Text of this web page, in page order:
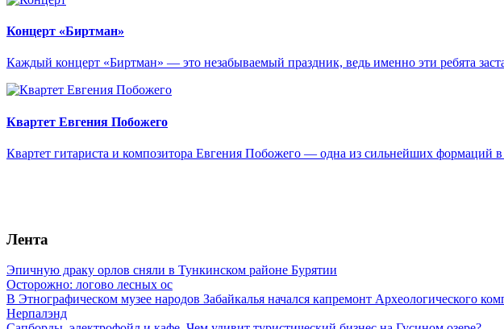
Концерт «Биртман»
Каждый концерт «Биртман» — это незабываемый праздник, ведь именно эти ребята
Квартет Евгения Побожего
Квартет гитариста и композитора Евгения Побожего — одна из сильнейших формаций в
Лента
Эпичную драку орлов сняли в Тункинском районе Бурятии
Осторожно: логово лесных ос
В Этнографическом музее народов Забайкалья начался капремонт Археологического
Нерпалэнд